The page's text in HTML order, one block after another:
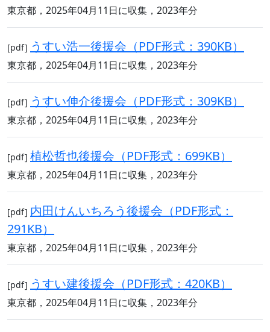
東京都，2025年04月11日に収集，2023年分
[pdf] うすい浩一後援会（PDF形式：390KB）
東京都，2025年04月11日に収集，2023年分
[pdf] うすい伸介後援会（PDF形式：309KB）
東京都，2025年04月11日に収集，2023年分
[pdf] 植松哲也後援会（PDF形式：699KB）
東京都，2025年04月11日に収集，2023年分
[pdf] 内田けんいちろう後援会（PDF形式：
291KB）
東京都，2025年04月11日に収集，2023年分
[pdf] うすい建後援会（PDF形式：420KB）
東京都，2025年04月11日に収集，2023年分